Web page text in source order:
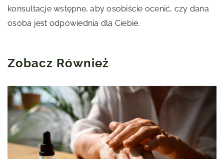
konsultacje wstępne, aby osobiście ocenić, czy dana
osoba jest odpowiednia dla Ciebie.
Zobacz Również